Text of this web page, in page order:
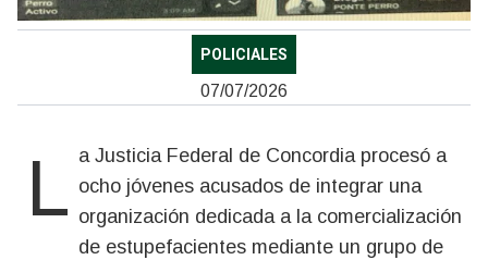
POLICIALES
07/07/2026
La Justicia Federal de Concordia procesó a ocho jóvenes acusados de integrar una
organización dedicada a la comercialización
de estupefacientes mediante un grupo de